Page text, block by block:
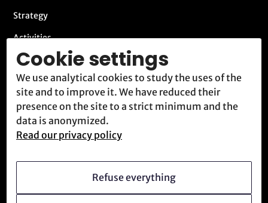
Strategy
Activities
Blog
Contact
Meet us
Becoming a member
Cookie settings
We use analytical cookies to study the uses of the
site and to improve it. We have reduced their
presence on the site to a strict minimum and the
data is anonymized.
Read our privacy policy
Refuse everything